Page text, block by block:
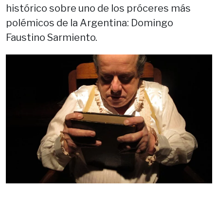
histórico sobre uno de los próceres más
polémicos de la Argentina: Domingo
Faustino Sarmiento.